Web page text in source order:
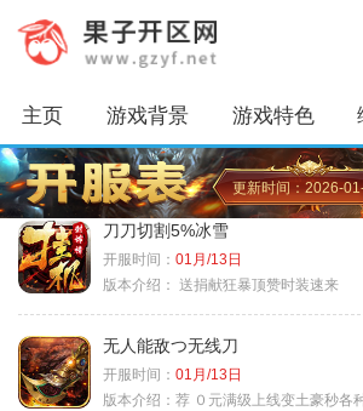
主页 游戏背景 游戏特色
更新时间：2026-
刀刀切割5%冰雪
开服时间： 01月/13日
版本介绍： 送捐献狂暴顶赞时装速来
无人能敌つ无线刀
开服时间： 01月/13日
版本介绍： 荐 ０元满级上线变土豪秒各